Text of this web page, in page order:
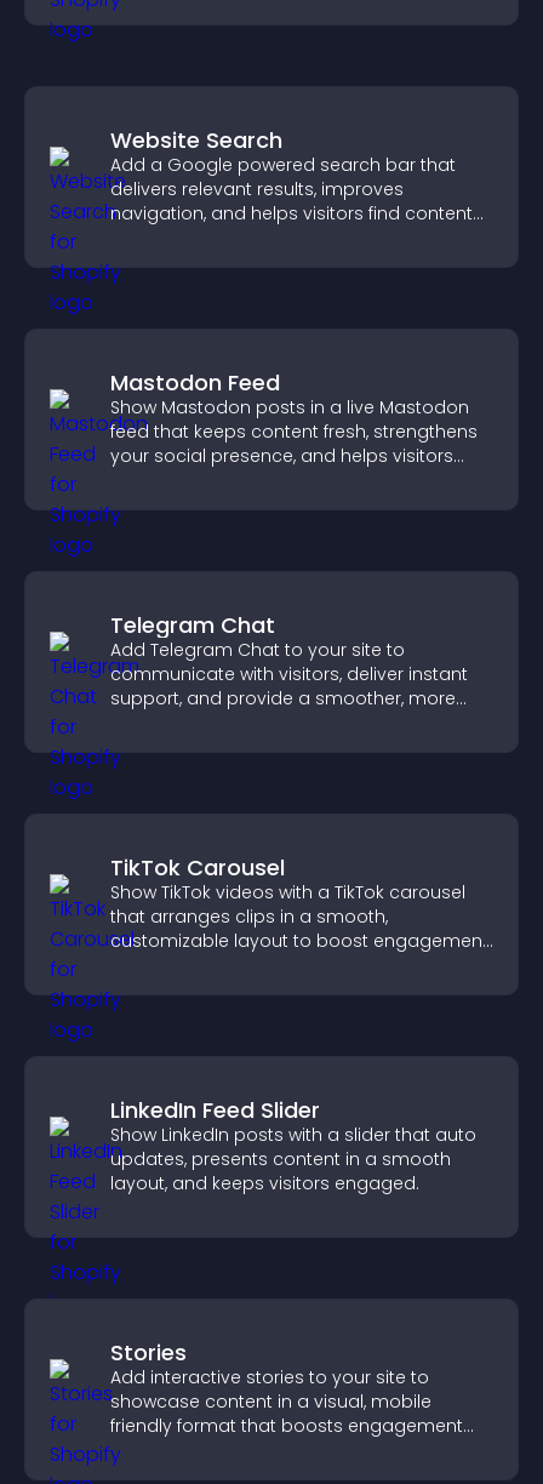
Website Search
Add a Google powered search bar that
delivers relevant results, improves
navigation, and helps visitors find content
Mastodon Feed
Show Mastodon posts in a live Mastodon
feed that keeps content fresh, strengthens
your social presence, and helps visitors
Telegram Chat
Add Telegram Chat to your site to
communicate with visitors, deliver instant
support, and provide a smoother, more
TikTok Carousel
Show TikTok videos with a TikTok carousel
that arranges clips in a smooth,
customizable layout to boost engagement
LinkedIn Feed Slider
Show LinkedIn posts with a slider that auto
updates, presents content in a smooth
layout, and keeps visitors engaged.
Stories
Add interactive stories to your site to
showcase content in a visual, mobile
friendly format that boosts engagement
and guides visitors toward action.